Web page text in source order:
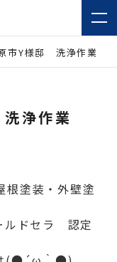
市Y様邸 洗浄作業
浄作業
根塗装・外壁塗
ルドセラ 認定